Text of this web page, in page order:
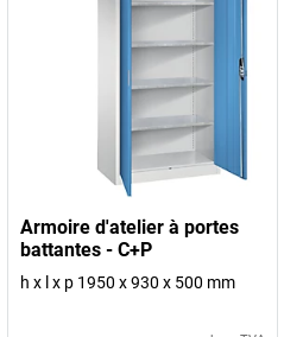
Armoire d'atelier à portes
battantes - C+P
h x l x p 1950 x 930 x 500 mm